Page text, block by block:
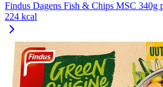
Findus Dagens Fish & Chips MSC 340g
224 kcal